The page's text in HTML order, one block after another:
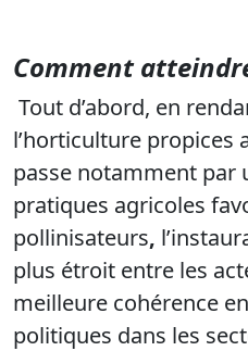
Comment
Tout d’abord, en
l’horticulture propices
passe notamment par
pratiques agricoles
pollinisateurs,
plus étroit entre les
meilleure cohérence
politiques dans les